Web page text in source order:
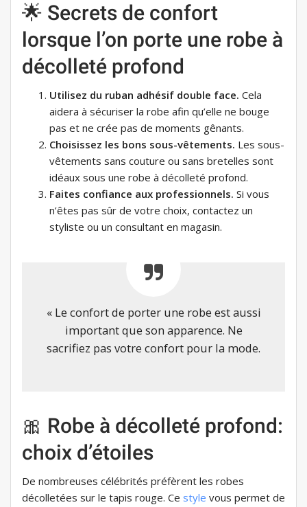
🌟 Secrets de confort
lorsque l’on porte une robe à
décolleté profond
Utilisez du ruban adhésif double face. Cela
aidera à sécuriser la robe afin qu’elle ne bouge
pas et ne crée pas de moments gênants.
Choisissez les bons sous-vêtements. Les sous-
vêtements sans couture ou sans bretelles sont
idéaux sous une robe à décolleté profond.
Faites confiance aux professionnels. Si vous
n’êtes pas sûr de votre choix, contactez un
styliste ou un consultant en magasin.
« Le confort de porter une robe est aussi
important que son apparence. Ne
sacrifiez pas votre confort pour la mode.
🎀 Robe à décolleté profond:
choix d’étoiles
De nombreuses célébrités préfèrent les robes
décolletées sur le tapis rouge. Ce style vous permet de